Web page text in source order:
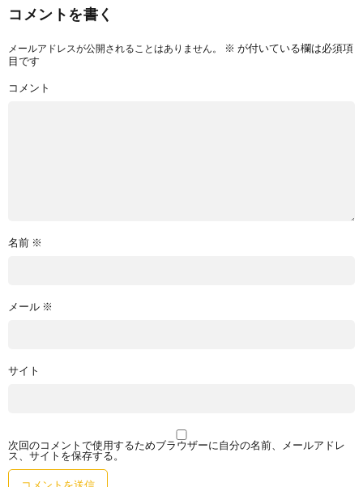
コメントを書く
メールアドレスが公開されることはありません。 ※ が付いている欄は必須項
目です
コメント
名前 ※
メール ※
サイト
次回のコメントで使用するためブラウザーに自分の名前、メールアドレ
ス、サイトを保存する。